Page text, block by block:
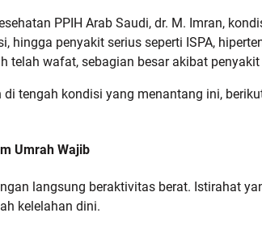
PPIH Arab Saudi, dr. M. Imran,
hingga penyakit serius seperti ISPA,
telah wafat, sebagian besar akibat
di tengah kondisi yang menantang ini,
Umrah Wajib
langsung beraktivitas berat. Istirahat
kelelahan dini.